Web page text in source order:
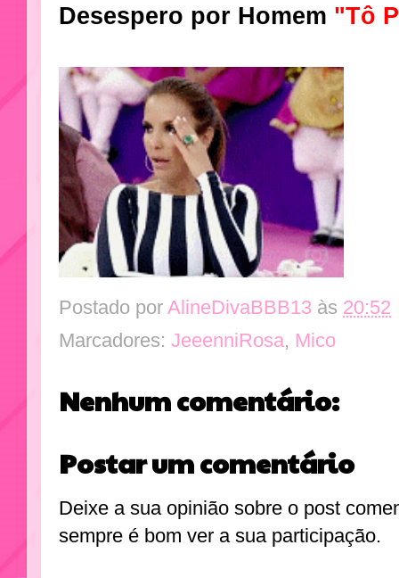
Desespero por Homem "Tô
Postado por AlineDivaBBB13 às 20:52
Marcadores: JeeenniRosa, Mico
Nenhum comentário:
Postar um comentário
Deixe a sua opinião sobre o post
sempre é bom ver a sua participação.